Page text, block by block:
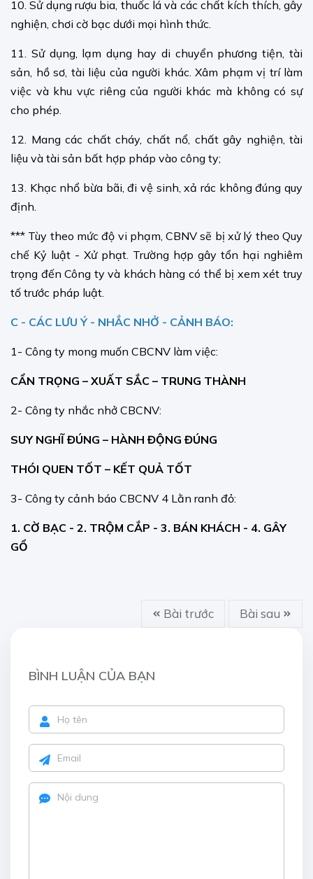
10. Sử dụng rượu bia, thuốc lá và các chất kích thích, gây
nghiện, chơi cờ bạc dưới mọi hình thức.
11. Sử dụng, lạm dụng hay di chuyển phương tiện, tài
sản, hồ sơ, tài liệu của người khác. Xâm phạm vị trí làm
việc và khu vực riêng của người khác mà không có sự
cho phép.
12. Mang các chất cháy, chất nổ, chất gây nghiện, tài
liệu và tài sản bất hợp pháp vào công ty;
13. Khạc nhổ bừa bãi, đi vệ sinh, xả rác không đúng quy
định.
*** Tùy theo mức độ vi phạm, CBNV sẽ bị xử lý theo Quy
chế Kỷ luật - Xử phạt. Trường hợp gây tổn hại nghiêm
trọng đến Công ty và khách hàng có thể bị xem xét truy
tố trước pháp luật.
C - CÁC LƯU Ý - NHẮC NHỞ - CẢNH BÁO:
1- Công ty mong muốn CBCNV làm việc:
CẨN TRỌNG – XUẤT SẮC – TRUNG THÀNH
2- Công ty nhắc nhở CBCNV:
SUY NGHĨ ĐÚNG – HÀNH ĐỘNG ĐÚNG
THÓI QUEN TỐT – KẾT QUẢ TỐT
3- Công ty cảnh báo CBCNV 4 Lằn ranh đỏ:
1. CỜ BẠC - 2. TRỘM CẮP - 3. BÁN KHÁCH - 4. GÂY
GỔ
Bài trước Bài sau
BÌNH LUẬN CỦA BẠN